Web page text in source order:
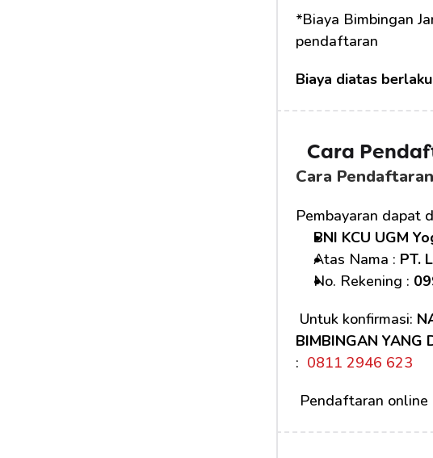
*Biaya Bimbingan
pendaftaran
Biaya diatas
Cara
Cara
Pembayaran dapat
BNI KCU UGM
Atas Nama : PT.
No. Rekening :
Untuk konfirmasi:
BIMBINGAN YANG
: 0811 2946 623
Pendaftaran